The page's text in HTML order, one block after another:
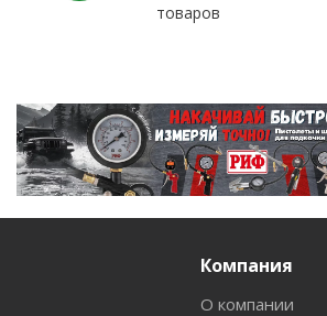
товаров
Компания
О компании